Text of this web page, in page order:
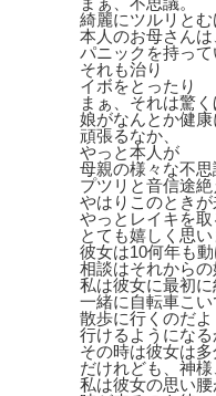
綺麗にツルリとむ
本人のお母さん
パニックを持っ
それも治り
イボをとったり
まぁ、それは驚
娘がなんとか健
頑張るなか、
やっと本人が
母親の様々な不思
プツリと音信途絶
やはりこのときが
やっとレイキを
とても嬉しく思い
彼女は10何年も
相談はそれから
私は彼女に最初
一緒に自転車こい
散歩に行くのだよ
行けるようになる
その時は彼女は
だけれども、神
私は彼女の思い